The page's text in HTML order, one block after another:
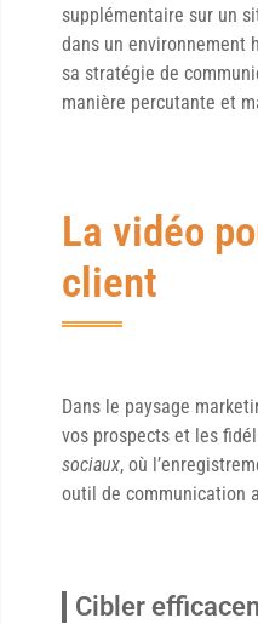
supplémentaire sur un
dans un environnement
sa stratégie de
manière percutante et
La vidéo
client
Dans le paysage
vos prospects et les
sociaux, où
outil de communication
Cibler